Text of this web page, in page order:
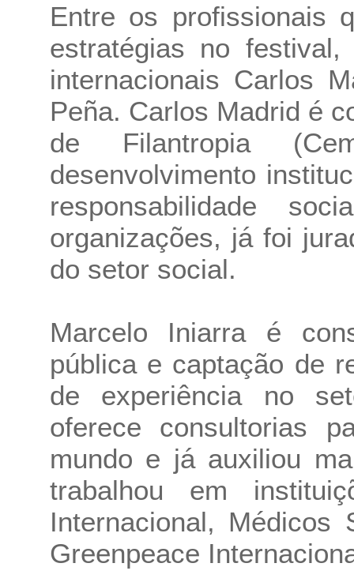
Entre os profissionais
estratégias no
internacionais Carlos
Peña. Carlos Madrid é
de Filantropia
desenvolvimento
responsabilidade
organizações, já foi
do setor social.
Marcelo Iniarra é
pública e captação de
de experiência no
oferece consultorias
mundo e já auxiliou
trabalhou em
Internacional, Médicos
Greenpeace